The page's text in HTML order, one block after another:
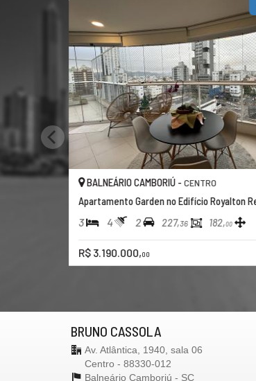
BALNEÁRIO CAMBORIÚ -CENTRO
3 4 2 227,36 182,00
R$ 3.190.000,00
BRUNO CASSOLA
Av. Atlântica, 1940, sala 06
Centro - 88330-012
Balneário Camboriú - SC